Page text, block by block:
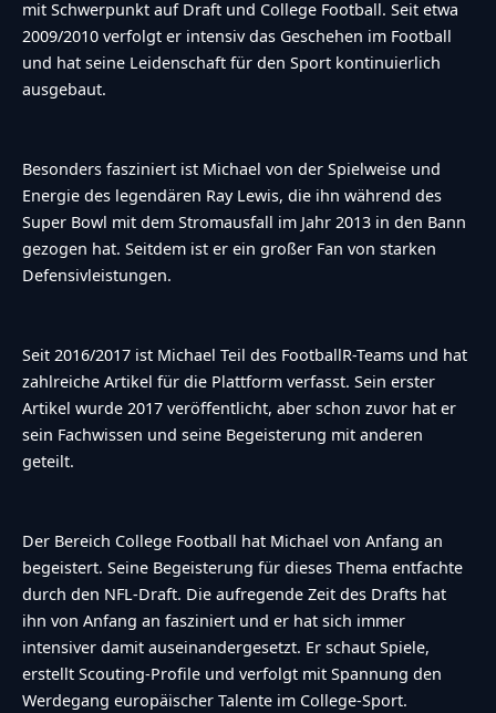
mit Schwerpunkt auf Draft und College Football. Seit etwa
2009/2010 verfolgt er intensiv das Geschehen im Football
und hat seine Leidenschaft für den Sport kontinuierlich
ausgebaut.
Besonders fasziniert ist Michael von der Spielweise und
Energie des legendären Ray Lewis, die ihn während des
Super Bowl mit dem Stromausfall im Jahr 2013 in den Bann
gezogen hat. Seitdem ist er ein großer Fan von starken
Defensivleistungen.
Seit 2016/2017 ist Michael Teil des FootballR-Teams und hat
zahlreiche Artikel für die Plattform verfasst. Sein erster
Artikel wurde 2017 veröffentlicht, aber schon zuvor hat er
sein Fachwissen und seine Begeisterung mit anderen
geteilt.
Der Bereich College Football hat Michael von Anfang an
begeistert. Seine Begeisterung für dieses Thema entfachte
durch den NFL-Draft. Die aufregende Zeit des Drafts hat
ihn von Anfang an fasziniert und er hat sich immer
intensiver damit auseinandergesetzt. Er schaut Spiele,
erstellt Scouting-Profile und verfolgt mit Spannung den
Werdegang europäischer Talente im College-Sport.